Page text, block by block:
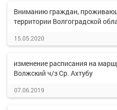
Вниманию граждан,
территории Волгоградской
15.05.2020
изменение расписания на
Волжский ч/з Ср. Ахтубу
07.06.2019